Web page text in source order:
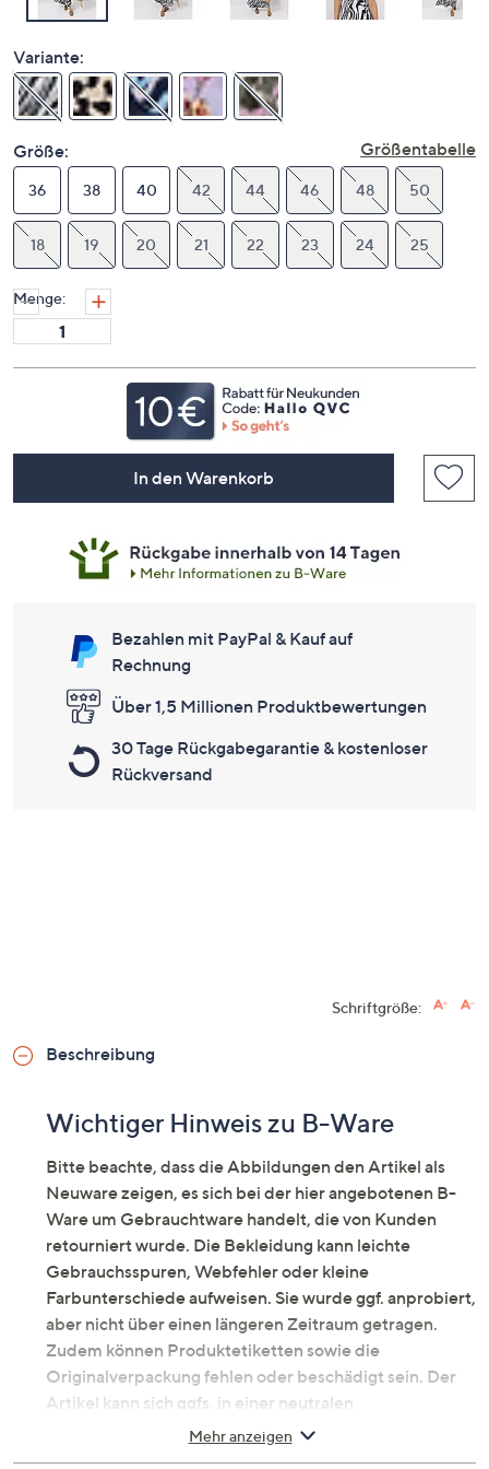
Variante:
Größe: Größentabelle
36 38 40 42 44 46 48 50
18 19 20 21 22 23 24 25
Menge:
In den Warenkorb
Bezahlen mit PayPal & Kauf auf
Rechnung
Über 1,5 Millionen Produktbewertungen
30 Tage Rückgabegarantie & kostenloser
Rückversand
Schriftgröße:
Beschreibung
Wichtiger Hinweis zu B-Ware
Bitte beachte, dass die Abbildungen den Artikel als
Neuware zeigen, es sich bei der hier angebotenen B-
Ware um Gebrauchtware handelt, die von Kunden
retourniert wurde. Die Bekleidung kann leichte
Gebrauchsspuren, Webfehler oder kleine
Farbunterschiede aufweisen. Sie wurde ggf. anprobiert,
aber nicht über einen längeren Zeitraum getragen.
Zudem können Produktetiketten sowie die
Originalverpackung fehlen oder beschädigt sein. Der
Artikel kann sich ggfs. in einer neutralen
Umverpackung befinden. Erfahre mehr unter dem
Mehr anzeigen